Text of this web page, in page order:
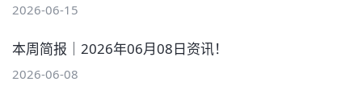
2026-06-15
本周简报｜2026年06月08日资讯！
2026-06-08